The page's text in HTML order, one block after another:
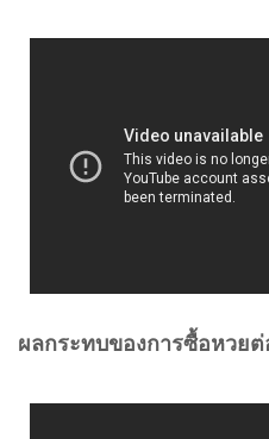
ผลกระทบของการซื้อหวย